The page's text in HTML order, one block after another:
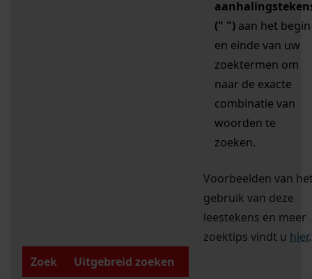
(" ") aan het begin
en einde van uw
zoektermen om
naar de exacte
combinatie van
woorden te
zoeken.
Voorbeelden van
gebruik van deze
leestekens en meer
zoektips vindt u hier.
Zoek
Uitgebreid zoeken